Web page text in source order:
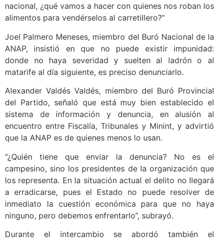
nacional, ¿qué vamos a hacer con quienes nos roban los
alimentos para vendérselos al carretillero?”
Joel Palmero Meneses, miembro del Buró Nacional de la
ANAP, insistió en que no puede existir impunidad:
donde no haya severidad y suelten al ladrón o al
matarife al día siguiente, es preciso denunciarlo.
Alexander Valdés Valdés, miembro del Buró Provincial
del Partido, señaló que está muy bien establecido el
sistema de información y denuncia, en alusión al
encuentro entre Fiscalía, Tribunales y Minint, y advirtió
que la ANAP es de quienes menos lo usan.
“¿Quién tiene que enviar la denuncia? No es el
campesino, sino los presidentes de la organización que
los representa. En la situación actual el delito no llegará
a erradicarse, pues el Estado no puede resolver de
inmediato la cuestión económica para que no haya
ninguno, pero debemos enfrentarlo”, subrayó.
Durante el intercambio se abordó también el